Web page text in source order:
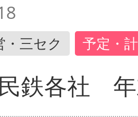
・三セク 予定・
鉄各社